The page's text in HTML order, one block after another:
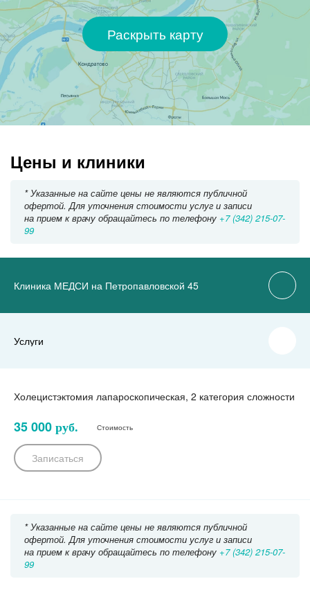
Раскрыть карту
Цены и клиники
* Указанные на сайте цены не являются публичной
офертой. Для уточнения стоимости услуг и записи
на прием к врачу обращайтесь по телефону +7 (342) 215-07-
99
Клиника МЕДСИ на Петропавловской 45
Услуги
Холецистэктомия лапароскопическая, 2 категория сложности
35 000 руб. Стоимость
Записаться
* Указанные на сайте цены не являются публичной
офертой. Для уточнения стоимости услуг и записи
на прием к врачу обращайтесь по телефону +7 (342) 215-07-
99